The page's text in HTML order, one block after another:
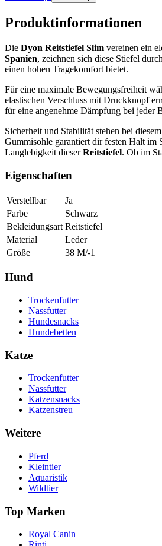
Produktinformationen
Die Dyon Reitstiefel Slim vereinen ein
Spanien, zeichnen sich diese Stiefel
einen hohen Tragekomfort bietet.
Für eine maximale Bewegungsfreiheit
elastischen Verschluss mit Druckknopf
für eine angenehme Dämpfung bei jeder
Sicherheit und Stabilität stehen bei
Gummisohle garantiert dir festen Halt im
Langlebigkeit dieserReitstiefel. Ob im
Eigenschaften
Verstellbar
Ja
Farbe
Schwarz
Bekleidungsart Reitstiefel
Material
Leder
Größe
38 M/-1
Hund
Trockenfutter
Nassfutter
Hundesnacks
Hundebetten
Katze
Trockenfutter
Nassfutter
Katzensnacks
Katzenstreu
Weitere
Pferd
Kleintier
Aquaristik
Wildtier
Top Marken
Royal Canin